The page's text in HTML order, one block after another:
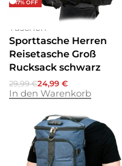
-17% OFF
ReisetaschenRucksäcke
Taschen
Sporttasche Herren
Reisetasche Groß
Rucksack schwarz
29,99€24,99 €
In den Warenkorb